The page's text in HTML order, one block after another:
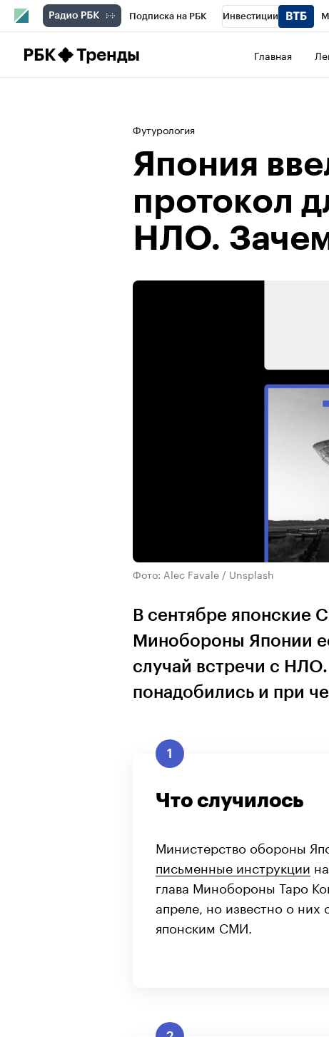
Подписка на РБК Инвестиции
РБК Тренды Главная
Футурология
Япония
протокол
НЛО.
Фото: Alec Favale / Unsplash
В сентябре японские
Минобороны Японии
случай встречи с
понадобились и при
1
Что случилось
Министерство обороны
письменные инструкции
глава Минобороны Таро
апреле, но известно о них
японским СМИ.